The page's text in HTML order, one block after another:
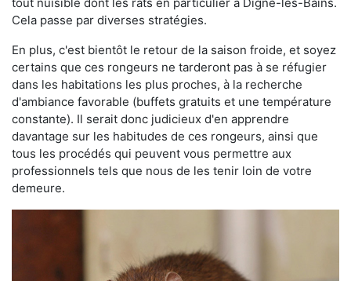
Cela passe par diverses stratégies.
En plus, c'est bientôt le retour de la saison froide, et soyez
certains que ces rongeurs ne tarderont pas à se réfugier
dans les habitations les plus proches, à la recherche
d'ambiance favorable (buffets gratuits et une température
constante). Il serait donc judicieux d'en apprendre
davantage sur les habitudes de ces rongeurs, ainsi que
tous les procédés qui peuvent vous permettre aux
professionnels tels que nous de les tenir loin de votre
demeure.